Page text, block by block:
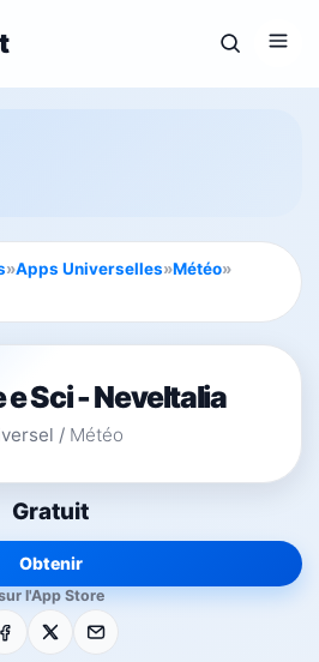
»Apps Universelles»Météo»
e Sci - NeveItalia
/ Météo
Gratuit
Obtenir
l'App Store
E-mail